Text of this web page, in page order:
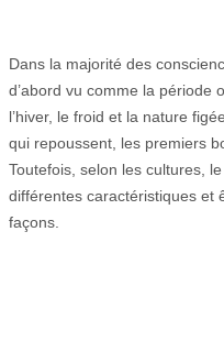
Dans la majorité des
d’abord vu comme la période
l’hiver, le froid et la nature
qui repoussent, les premiers
Toutefois, selon les cultures,
différentes caractéristiques et
façons.